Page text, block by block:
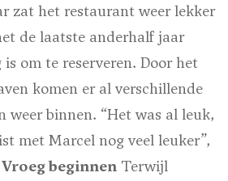
zat het restaurant weer lekker
de laatste anderhalf jaar
om te reserveren. Door het
komen er al verschillende
weer binnen. “Het was al leuk,
met Marcel nog veel leuker”,
Vroeg beginnen Terwijl